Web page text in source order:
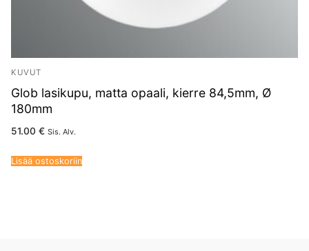
KUVUT
Glob lasikupu, matta opaali, kierre 84,5mm, Ø
180mm
51.00 € Sis. Alv.
Lisää ostoskoriin